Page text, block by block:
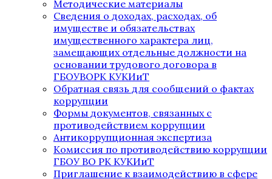
Методические материалы
Сведения о доходах, расходах, об
имуществе и обязательствах
имущественного характера лиц,
замещающих отдельные должности на
основании трудового договора в
ГБОУВОРК КУКИиТ
Обратная связь для сообщений о фактах
коррупции
Формы документов, связанных с
противодействием коррупции
Антикоррупционная экспертиза
Комиссия по противодействию коррупции
ГБОУ ВО РК КУКИиТ
Приглашение к взаимодействию в сфере